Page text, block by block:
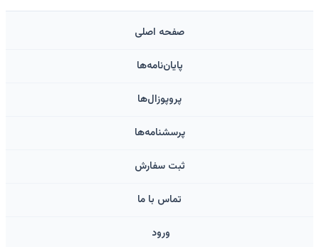
صفحه اصلی
پایان‌نامه‌ها
پروپوزال‌ها
پرسشنامه‌ها
ثبت سفارش
تماس با ما
ورود ‌